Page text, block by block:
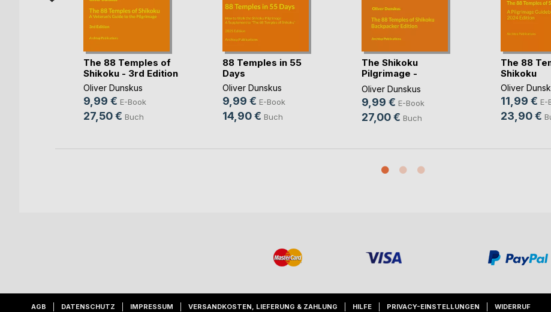
The 88 Temples of
Shikoku - 3rd Edition
Oliver Dunskus
9,99 € E-Book
27,50 € Buch
88 Temples in 55
Days
Oliver Dunskus
9,99 € E-Book
14,90 € Buch
The Shikoku
Pilgrimage -
Compact B(...)
Oliver Dunskus
9,99 € E-Book
27,00 € Buch
The 88
Shikoku
Oliver
11,99 € E-
23,90 €
AGB DATENSCHUTZ IMPRESSUM VERSANDKOSTEN, LIEFERUNG & ZAHLUNG HILFE PRIVACY-EINSTELLUNGEN WIDERRUF